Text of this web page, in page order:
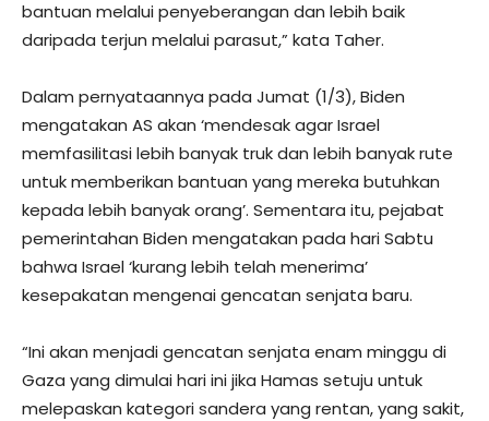
bantuan melalui penyeberangan dan lebih baik
daripada terjun melalui parasut,” kata Taher.
Dalam pernyataannya pada Jumat (1/3), Biden
mengatakan AS akan ‘mendesak agar Israel
memfasilitasi lebih banyak truk dan lebih banyak rute
untuk memberikan bantuan yang mereka butuhkan
kepada lebih banyak orang’. Sementara itu, pejabat
pemerintahan Biden mengatakan pada hari Sabtu
bahwa Israel ‘kurang lebih telah menerima’
kesepakatan mengenai gencatan senjata baru.
“Ini akan menjadi gencatan senjata enam minggu di
Gaza yang dimulai hari ini jika Hamas setuju untuk
melepaskan kategori sandera yang rentan, yang sakit,